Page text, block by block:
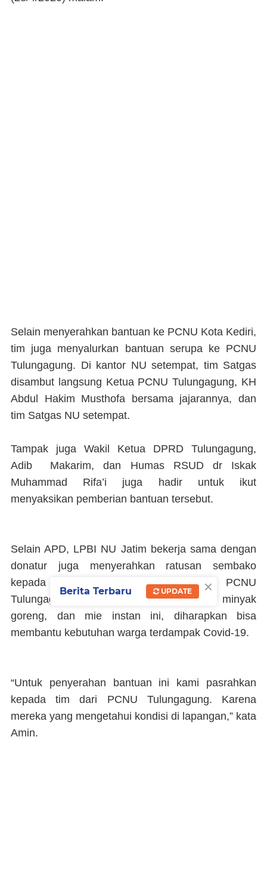
Selain menyerahkan bantuan ke PCNU Kota Kediri,
tim juga menyalurkan bantuan serupa ke PCNU
Tulungagung. Di kantor NU setempat, tim Satgas
disambut langsung Ketua PCNU Tulungagung, KH
Abdul Hakim Musthofa bersama jajarannya, dan
tim Satgas NU setempat.
Tampak juga Wakil Ketua DPRD Tulungagung,
Adib Makarim, dan Humas RSUD dr Iskak
Muhammad Rifa’i juga hadir untuk ikut
menyaksikan pemberian bantuan tersebut.
Selain APD, LPBI NU Jatim bekerja sama dengan
donatur juga menyerahkan ratusan sembako
kepada warga terdampak melalui PCNU
Tulungagung. Sembako berisi beras, minyak
goreng, dan mie instan ini, diharapkan bisa
membantu kebutuhan warga terdampak Covid-19.
“Untuk penyerahan bantuan ini kami pasrahkan
kepada tim dari PCNU Tulungagung. Karena
mereka yang mengetahui kondisi di lapangan,” kata
Amin.
×
Berita Terbaru UPDATE